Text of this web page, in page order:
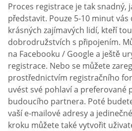
Proces registrace je tak snadný,
představit. Pouze 5-10 minut
krásných zajímavých lidí, kteří
dobrodružstvích s připojením.
na Facebooku / Google a ještě
registrace. Nebo se můžete
prostřednictvím registračního
uvést své pohlaví a preferované
budoucího partnera. Poté
vaší e-mailové adresy a
kroku můžete také vytvořit